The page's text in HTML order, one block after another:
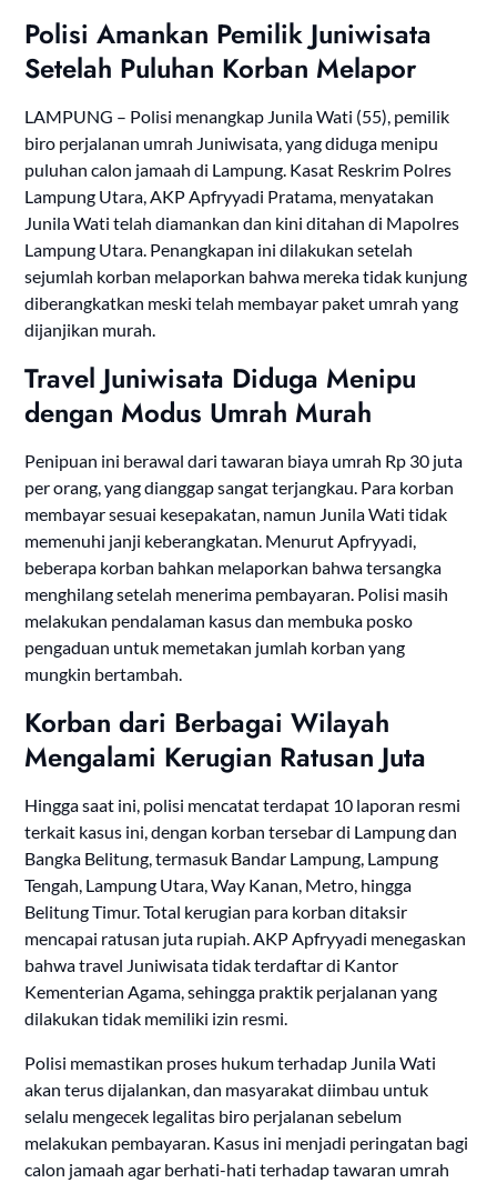
Polisi Amankan Pemilik Juniwisata
Setelah Puluhan Korban Melapor
LAMPUNG – Polisi menangkap Junila Wati (55), pemilik
biro perjalanan umrah Juniwisata, yang diduga menipu
puluhan calon jamaah di Lampung. Kasat Reskrim Polres
Lampung Utara, AKP Apfryyadi Pratama, menyatakan
Junila Wati telah diamankan dan kini ditahan di Mapolres
Lampung Utara. Penangkapan ini dilakukan setelah
sejumlah korban melaporkan bahwa mereka tidak kunjung
diberangkatkan meski telah membayar paket umrah yang
dijanjikan murah.
Travel Juniwisata Diduga Menipu
dengan Modus Umrah Murah
Penipuan ini berawal dari tawaran biaya umrah Rp 30 juta
per orang, yang dianggap sangat terjangkau. Para korban
membayar sesuai kesepakatan, namun Junila Wati tidak
memenuhi janji keberangkatan. Menurut Apfryyadi,
beberapa korban bahkan melaporkan bahwa tersangka
menghilang setelah menerima pembayaran. Polisi masih
melakukan pendalaman kasus dan membuka posko
pengaduan untuk memetakan jumlah korban yang
mungkin bertambah.
Korban dari Berbagai Wilayah
Mengalami Kerugian Ratusan Juta
Hingga saat ini, polisi mencatat terdapat 10 laporan resmi
terkait kasus ini, dengan korban tersebar di Lampung dan
Bangka Belitung, termasuk Bandar Lampung, Lampung
Tengah, Lampung Utara, Way Kanan, Metro, hingga
Belitung Timur. Total kerugian para korban ditaksir
mencapai ratusan juta rupiah. AKP Apfryyadi menegaskan
bahwa travel Juniwisata tidak terdaftar di Kantor
Kementerian Agama, sehingga praktik perjalanan yang
dilakukan tidak memiliki izin resmi.
Polisi memastikan proses hukum terhadap Junila Wati
akan terus dijalankan, dan masyarakat diimbau untuk
selalu mengecek legalitas biro perjalanan sebelum
melakukan pembayaran. Kasus ini menjadi peringatan bagi
calon jamaah agar berhati-hati terhadap tawaran umrah